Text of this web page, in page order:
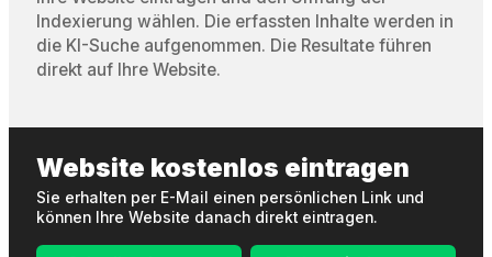
Indexierung wählen. Die erfassten Inhalte werden in
die KI-Suche aufgenommen. Die Resultate führen
direkt auf Ihre Website.
Website kostenlos eintragen
Sie erhalten per E-Mail einen persönlichen Link und
können Ihre Website danach direkt eintragen.